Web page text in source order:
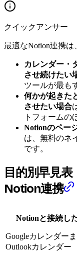
クイックアンサー
最適なNotion連携は
カレンダー・
させ続けたい
ツールが最も
何かが起きた
させたい場合
トフォームの
Notionのペー
は、無料のネ
です。
目的別早見
Notion連携
Notionと接続し
Googleカレンダー
Outlookカレンダー